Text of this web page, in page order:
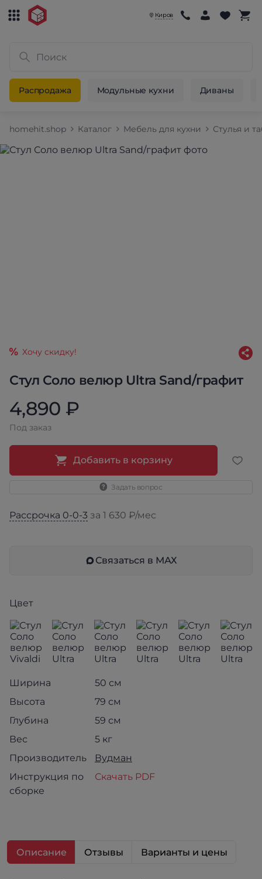
Киров
Распродажа Модульные кухни Диваны
homehit.shop Каталог Мебель для кухни Стулья и
Стул Соло велюр Ultra Sand/графит
Хочу скидку!
4,890 ₽
Под заказ
Добавить в корзину
Задать вопрос
Рассрочка 0-0-3 за 1 630 ₽/мес
Связаться в МАХ
Цвет
Ширина
50 см
Высота
79 см
Глубина
59 см
Вес
5 кг
Производитель
Вудман
Инструкция по
сборке
Скачать PDF
Описание Отзывы Варианты и цены